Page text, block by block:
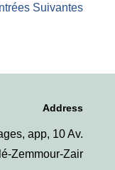
Suivantes »
Address
app, 10 Av.
Zemmour-Zair